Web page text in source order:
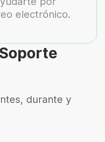
electrónico.
durante y